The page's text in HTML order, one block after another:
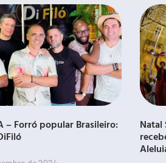
– Forró popular Brasileiro:
Natal